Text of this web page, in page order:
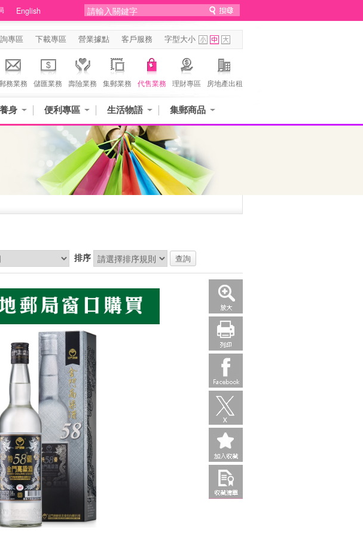
English
專區 下載專區 營業據點 客戶服務 字型大小
務業務 儲匯業務 壽險業務 集郵業務 代售業務 理財專區 房地產出租
身 便利專區 生活物語 集郵商品
排序